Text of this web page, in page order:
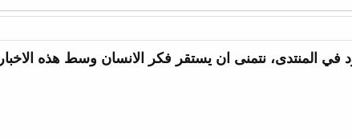
المنتدى، نتمنى ان يستقر فكر الانسان وسط هذه